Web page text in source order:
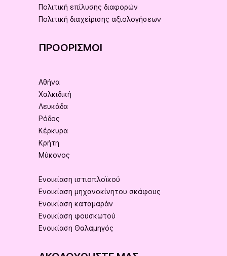
Πολιτική επίλυσης διαφορών
Πολιτική διαχείρισης αξιολογήσεων
ΠΡΟΟΡΙΣΜΟΊ
Αθήνα
Χαλκιδική
Λευκάδα
Ρόδος
Κέρκυρα
Κρήτη
Μύκονος
Ενοικίαση ιστιοπλοϊκού
Ενοικίαση μηχανοκίνητου σκάφους
Ενοικίαση καταμαράν
Ενοικίαση φουσκωτού
Ενοικίαση Θαλαμηγός